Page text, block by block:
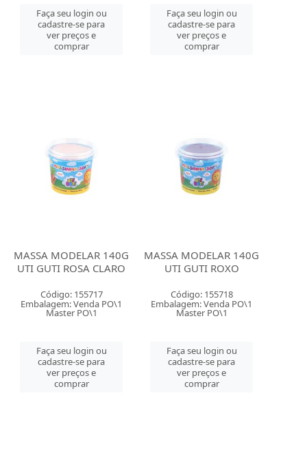
Faça seu login ou
cadastre-se para
ver preços e
comprar
Faça seu login ou
cadastre-se para
ver preços e
comprar
MASSA MODELAR 140G
UTI GUTI ROSA CLARO
Código: 155717
Embalagem: Venda PO\1
Master PO\1
Faça seu login ou
cadastre-se para
ver preços e
comprar
MASSA MODELAR 140G
UTI GUTI ROXO
Código: 155718
Embalagem: Venda PO\1
Master PO\1
Faça seu login ou
cadastre-se para
ver preços e
comprar